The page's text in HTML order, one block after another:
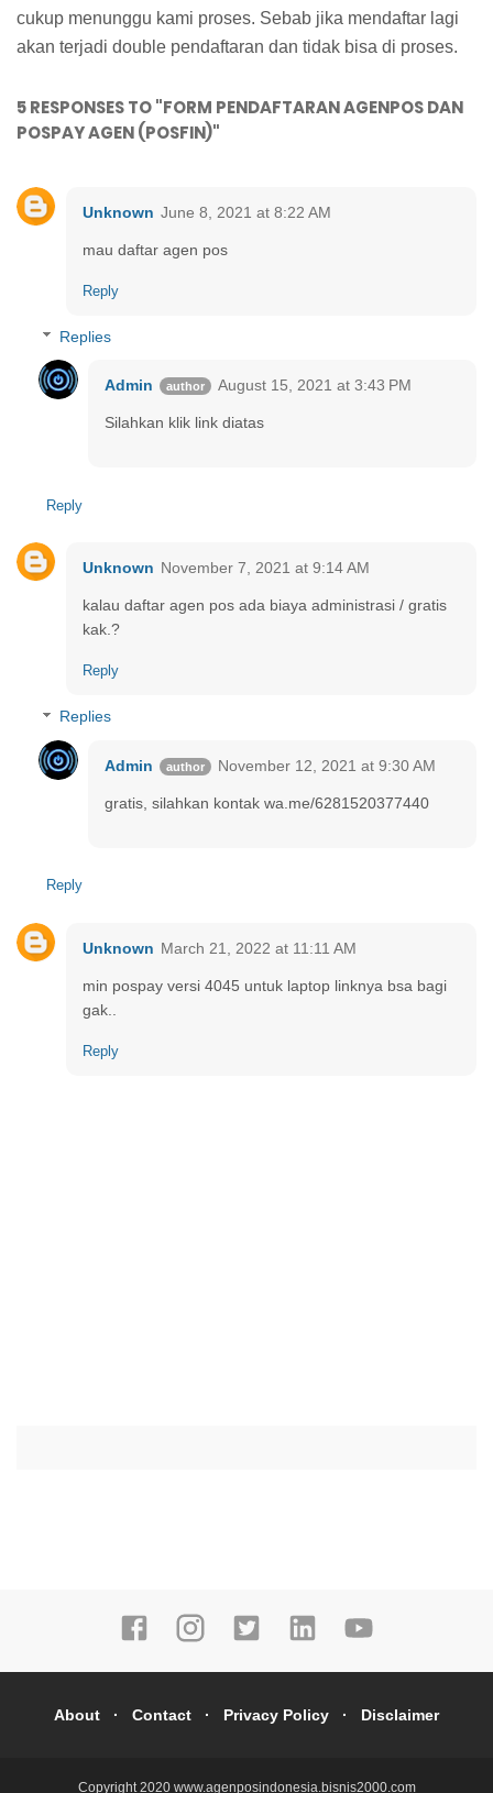
cukup menunggu kami proses. Sebab jika mendaftar lagi
akan terjadi double pendaftaran dan tidak bisa di proses.
5 RESPONSES TO "FORM PENDAFTARAN AGENPOS DAN
POSPAY AGEN (POSFIN)"
Unknown June 8, 2021 at 8:22 AM
mau daftar agen pos
Reply
Replies
Admin August 15, 2021 at 3:43 PM
Silahkan klik link diatas
Reply
Unknown November 7, 2021 at 9:14 AM
kalau daftar agen pos ada biaya administrasi / gratis
kak.?
Reply
Replies
Admin November 12, 2021 at 9:30 AM
gratis, silahkan kontak wa.me/6281520377440
Reply
Unknown March 21, 2022 at 11:11 AM
min pospay versi 4045 untuk laptop linknya bsa bagi
gak..
Reply
About Contact Privacy Policy Disclaimer
Copyright 2020 www.agenposindonesia.bisnis2000.com